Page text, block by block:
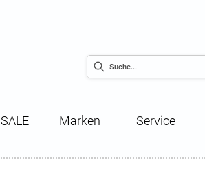
SALE Marken Service